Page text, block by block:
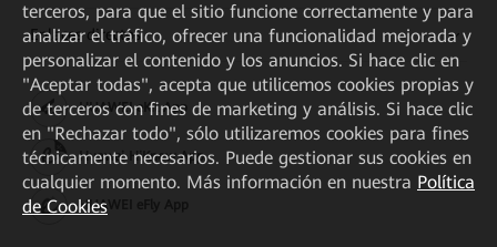
Enlaces directos
HUAWEI eKit App
Huawei HiKnow App
HUAWEI eFly App
terceros, para que el sitio funcione correctamente y para
analizar el tráfico, ofrecer una funcionalidad mejorada y
personalizar el contenido y los anuncios. Si hace clic en
"Aceptar todas", acepta que utilicemos cookies propias y
de terceros con fines de marketing y análisis. Si hace clic
en "Rechazar todo", sólo utilizaremos cookies para fines
técnicamente necesarios. Puede gestionar sus cookies en
cualquier momento. Más información en nuestra Política
de Cookies